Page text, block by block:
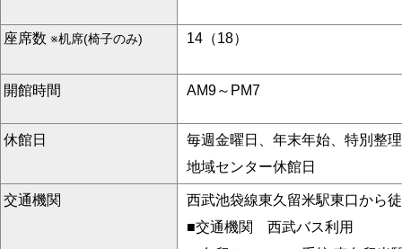
座席数 ※机席(椅子のみ) 14（18）
開館時間 AM9～PM7
休館日
毎週金曜日、年末年始、特別整
地域センター休館日
交通機関
西武池袋線東久留米駅東口から
■交通機関 西武バス利用